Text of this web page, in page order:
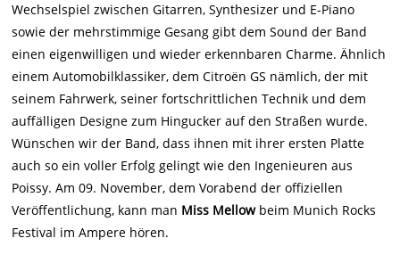
Wechselspiel zwischen Gitarren, Synthesizer und E-Piano
sowie der mehrstimmige Gesang gibt dem Sound der Band
einen eigenwilligen und wieder erkennbaren Charme. Ähnlich
einem Automobilklassiker, dem Citroën GS nämlich, der mit
seinem Fahrwerk, seiner fortschrittlichen Technik und dem
auffälligen Designe zum Hingucker auf den Straßen wurde.
Wünschen wir der Band, dass ihnen mit ihrer ersten Platte
auch so ein voller Erfolg gelingt wie den Ingenieuren aus
Poissy. Am 09. November, dem Vorabend der offiziellen
Veröffentlichung, kann man Miss Mellowbeim Munich Rocks
Festival im Ampere hören.